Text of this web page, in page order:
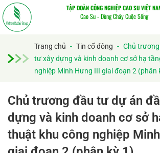
TẬP ĐOÀN CÔNG NGHIỆP CAO SU VIỆT
Cao Su - Dòng Chảy Cuộc Sống
Trang chủ - Tin cổ đông - Chủ
tư xây dựng và kinh doanh cơ sở hạ
nghiệp Minh Hưng III giai đoạn 2 (phân
Chủ trương đầu tư dự án
dựng và kinh doanh cơ sở
thuật khu công nghiệp
Tìm
kiếm...